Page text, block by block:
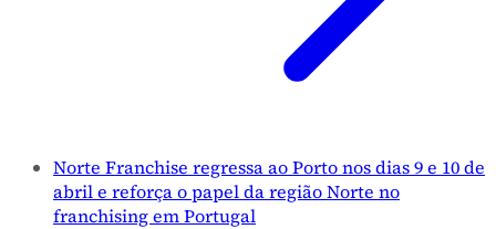
Norte Franchise regressa ao Porto nos dias 9 e 10 de
abril e reforça o papel da região Norte no
franchising em Portugal